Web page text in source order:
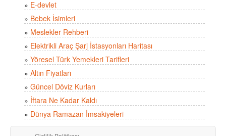
» E-devlet
» Bebek İsimleri
» Meslekler Rehberi
» Elektrikli Araç Şarj İstasyonları Haritası
» Yöresel Türk Yemekleri Tarifleri
» Altın Fiyatları
» Güncel Döviz Kurları
» İftara Ne Kadar Kaldı
» Dünya Ramazan İmsakiyeleri